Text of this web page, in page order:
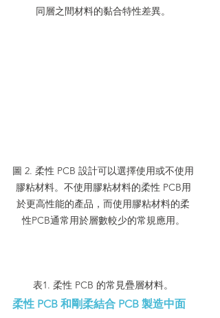
同層之間材料的黏合特性差異。
圖 2. 柔性 PCB 設計可以選擇使用或不使用
膠粘材料。不使用膠粘材料的柔性 PCB用
於更高性能的產品，而使用膠粘材料的柔
性PCB通常用於層數較少的常規應用。
表1. 柔性 PCB 的常見疊層材料。
柔性 PCB 和剛柔結合 PCB 製造中面